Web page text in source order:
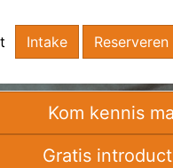
Intake Reserveren
Kom kennis
Gratis